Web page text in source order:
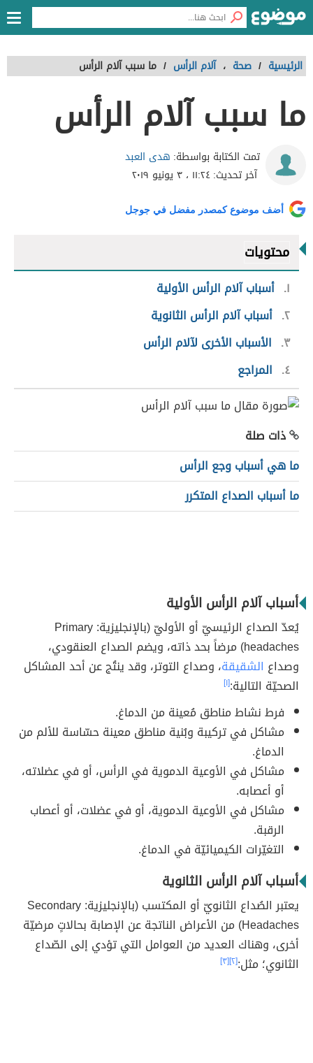
الرئيسية / صحة ، آلام الرأس / ما سبب آلام الرأس
ما سبب آلام الرأس
تمت الكتابة بواسطة: هدى العبد
آخر تحديث:١١:٢٤ ، ٣ يونيو ٢٠١٩
أضف موضوع كمصدر مفضل في جوجل
محتويات
١ أسباب آلام الرأس الأولية
٢ أسباب آلام الرأس الثانوية
٣
الأسباب الأخرى لآلام الرأس
٤
المراجع
ذات صلة
ما هي أسباب وجع الرأس
ما أسباب الصداع المتكرر
أسباب آلام الرأس الأولية
يُعدّ الصداع الرئيسيّ أو الأوليّ (بالإنجليزية: Primary
headaches) مرضاً بحد ذاته، ويضم الصداع العنقودي،
وصداع الشقيقة، وصداع التوتر، وقد ينتُج عن أحد المشاكل
الصحيّة التالية:[١]
فرط نشاط مناطق مُعينة من الدماغ.
مشاكل في تركيبة وبُنية مناطق معينة حسّاسة للألم من
الدماغ.
مشاكل في الأوعية الدموية في الرأس، أو في عضلاته،
أو أعصابه.
مشاكل في الأوعية الدموية، أو في عضلات، أو أعصاب
الرقبة.
التغيّرات الكيميائيّة في الدماغ.
أسباب آلام الرأس الثانوية
يعتبر الصُداع الثانويّ أو المكتسب (بالإنجليزية: Secondary
Headaches) من الأعراض الناتجة عن الإصابة بحالاتٍ مرضيّة
أخرى، وهناك العديد من العوامل التي تؤدي إلى الصّداع
الثانوي؛ مثل:[٢] [٣]